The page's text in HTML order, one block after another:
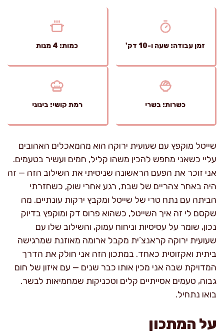
זמן עבודה: שעה ו-10 דק' כמות: 4 מנות
כשרות: בשרי רמת קושי: בינוני
שייטל מוקפץ עם שעועית ירוקה הוא מהמאכלים האהובים
עליי כשאני מחפש להכין משהו קליל, חמים ועשיר בטעמים.
אני זוכר את הפעם הראשונה שניסיתי את השילוב הזה — זה
היה באחר צהריים של שבת, רגע אחרי שוק, כשחזרתי
הביתה עם נתח טרי של שייטל ומקבץ ירקות עונתיים. מה
שקסם לי זה איך השייטל, כשהוא פרוס דק ומוקפץ בדיוק
נכון, שומר על עסיסיות וניחוח עמוק, והשילוב שלו עם
שעועית ירוקה קראנצ’ית מקבל ארומה מאוזנת שמרגישה
ביתית ואקזוטית כאחד. במתכון הזה אני חולק את הדרך
המדויקת שבה אני מכין אותו כבר שנים — עם איזון של חום
גבוה, טעמים אסייתיים קלים וטכניקות שמחמיאות לבשר.
בואו נתחיל.
על המתכון